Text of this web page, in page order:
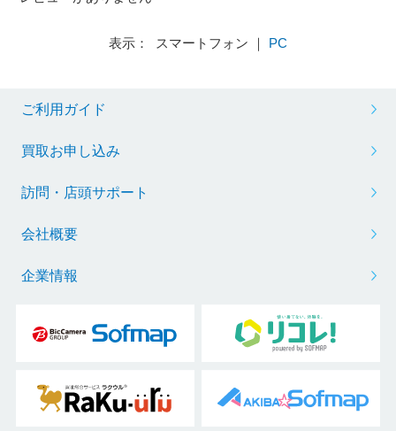
表示： スマートフォン ｜ PC
ご利用ガイド
買取お申し込み
訪問・店頭サポート
会社概要
企業情報